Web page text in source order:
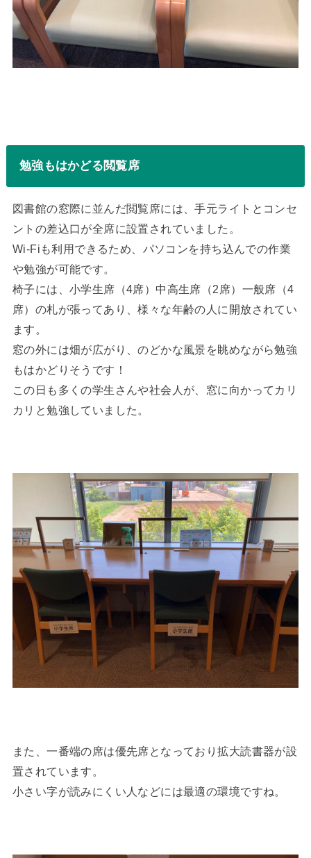
勉強もはかどる閲覧席
図書館の窓際に並んだ閲覧席には、手元ライトとコンセ
ントの差込口が全席に設置されていました。
Wi-Fiも利用できるため、パソコンを持ち込んでの作業
や勉強が可能です。
椅子には、小学生席（4席）中高生席（2席）一般席（4
席）の札が張ってあり、様々な年齢の人に開放されてい
ます。
窓の外には畑が広がり、のどかな風景を眺めながら勉強
もはかどりそうです！
この日も多くの学生さんや社会人が、窓に向かってカリ
カリと勉強していました。
また、一番端の席は優先席となっており拡大読書器が設
置されています。
小さい字が読みにくい人などには最適の環境ですね。